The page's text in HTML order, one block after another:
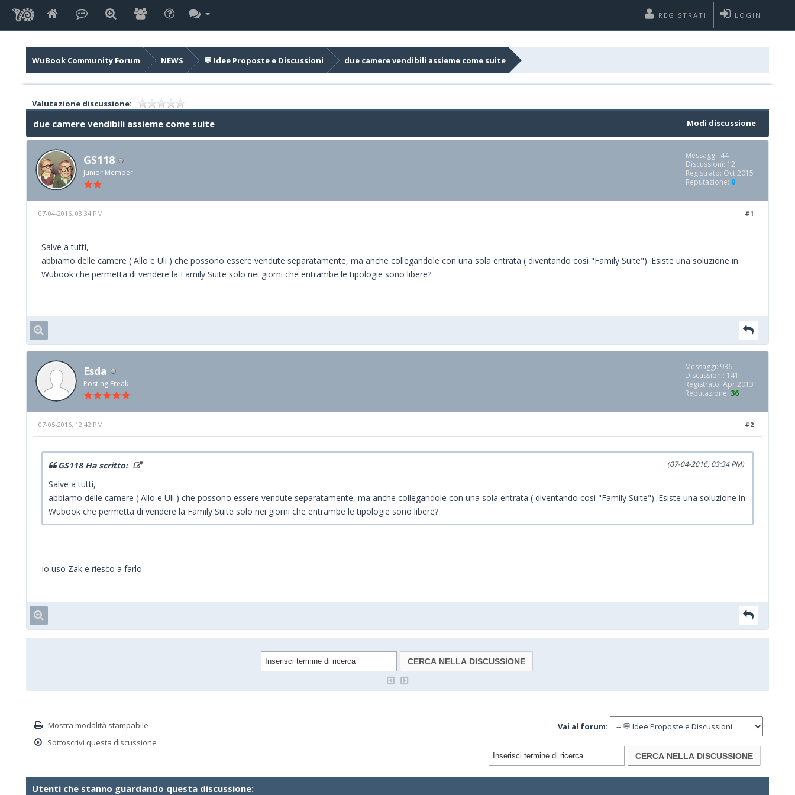
LOGIN
REGISTRATI
WuBook Community Forum NEWS 💬 Idee Proposte e Discussioni due camere vendibili assieme come suite
Valutazione discussione:
Modi discussione
due camere vendibili assieme come suite
GS118
Junior Member
Messaggi: 44
Discussioni: 12
Registrato: Oct 2015
Reputazione: 0
#1
07-04-2016, 03:34 PM
Salve a tutti,
abbiamo delle camere ( Allo e Uli ) che possono essere vendute separatamente, ma anche collegandole con una sola entrata ( diventando così "Family Suite"). Esiste una soluzione in
Wubook che permetta di vendere la Family Suite solo nei giorni che entrambe le tipologie sono libere?
Esda
Posting Freak
Messaggi: 936
Discussioni: 141
Registrato: Apr 2013
Reputazione: 36
#2
07-05-2016, 12:42 PM
(07-04-2016, 03:34 PM)
GS118 Ha scritto:
Salve a tutti,
abbiamo delle camere ( Allo e Uli ) che possono essere vendute separatamente, ma anche collegandole con una sola entrata ( diventando così "Family Suite"). Esiste una soluzione in
Wubook che permetta di vendere la Family Suite solo nei giorni che entrambe le tipologie sono libere?
Io uso Zak e riesco a farlo
Mostra modalità stampabile
Sottoscrivi questa discussione
Vai al forum:
Utenti che stanno guardando questa discussione: